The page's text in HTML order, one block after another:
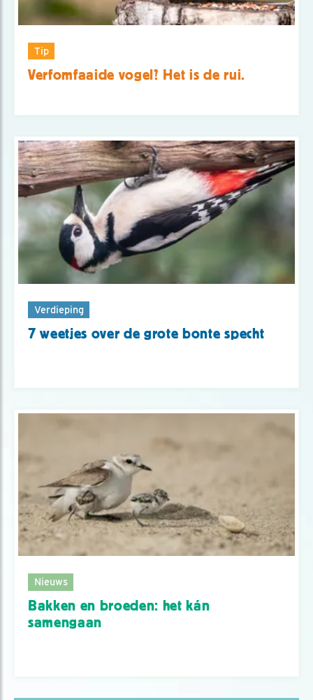
Tip
Verfomfaaide vogel? Het is de rui.
Verdieping
7 weetjes over de grote bonte specht
Nieuws
Bakken en broeden: het kán
samengaan